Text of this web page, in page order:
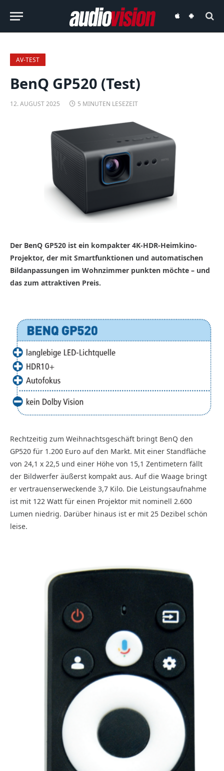
audiovisionaudiovision
AV-TEST
BenQ GP520 (Test)
12. AUGUST 2025 5 MINUTEN LESEZEIT
Der BenQ GP520 ist ein kompakter 4K-HDR-Heimkino-
Projektor, der mit Smartfunktionen und automatischen
Bildanpassungen im Wohnzimmer punkten möchte – und
das zum attraktiven Preis.
Rechtzeitig zum Weihnachtsgeschäft bringt BenQ den
GP520 für 1.200 Euro auf den Markt. Mit einer Standfläche
von 24,1 x 22,5 und einer Höhe von 15,1 Zentimetern fällt
der Bildwerfer äußerst kompakt aus. Auf die Waage bringt
er vertrauenserweckende 3,7 Kilo. Die Leistungsaufnahme
ist mit 122 Watt für einen Projektor mit nominell 2.600
Lumen niedrig. Darüber hinaus ist er mit 25 Dezibel schön
leise.